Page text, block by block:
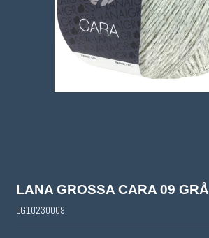
LANA GROSSA CARA 09 GRÅ
LG10230009